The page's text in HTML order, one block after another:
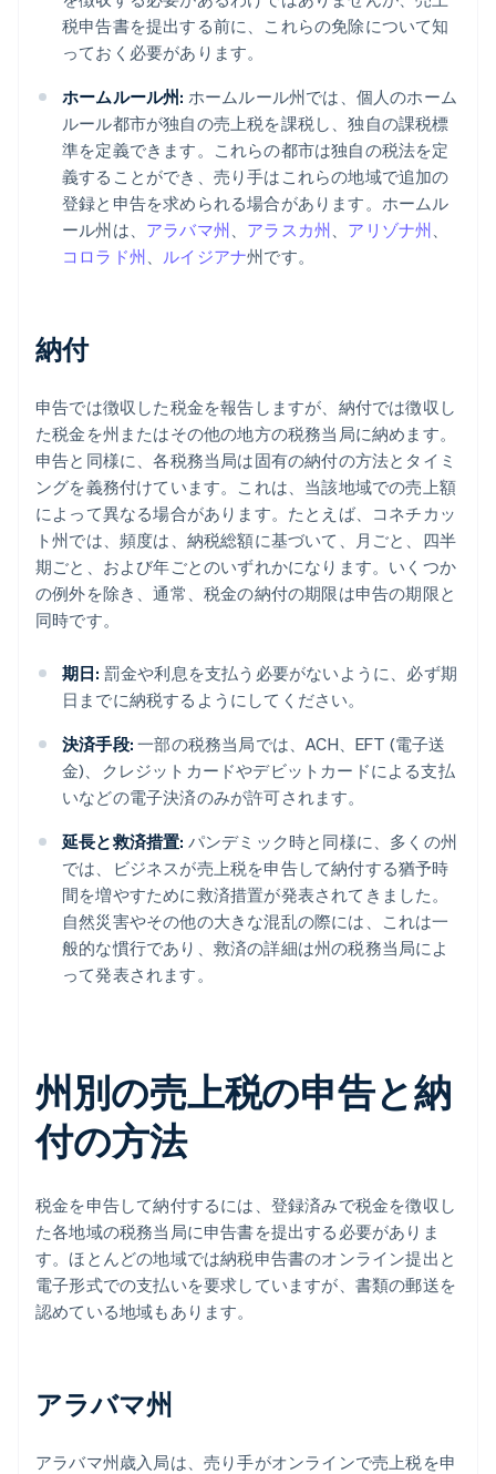
税申告書を提出する前に、これらの免除について知
っておく必要があります。
ホームルール州: ホームルール州では、個人のホーム
ルール都市が独自の売上税を課税し、独自の課税標
準を定義できます。これらの都市は独自の税法を定
義することができ、売り手はこれらの地域で追加の
登録と申告を求められる場合があります。ホームル
ール州は、 アラバマ州 アラスカ州 アリゾナ州
コロラド州
ルイジアナ州です。
納付
申告では徴収した税金を報告しますが、納付では徴収し
た税金を州またはその他の地方の税務当局に納めます。
申告と同様に、各税務当局は固有の納付の方法とタイミ
ングを義務付けています。これは、当該地域での売上額
によって異なる場合があります。たとえば、コネチカッ
ト州では、頻度は、納税総額に基づいて、月ごと、四半
期ごと、および年ごとのいずれかになります。いくつか
の例外を除き、通常、税金の納付の期限は申告の期限と
同時です。
期日: 罰金や利息を支払う必要がないように、必ず期
日までに納税するようにしてください。
決済手段: 一部の税務当局では、ACH、EFT (電子送
金)、クレジットカードやデビットカードによる支払
いなどの電子決済のみが許可されます。
延長と救済措置: パンデミック時と同様に、多くの州
では、ビジネスが売上税を申告して納付する猶予時
間を増やすために救済措置が発表されてきました。
自然災害やその他の大きな混乱の際には、これは一
般的な慣行であり、救済の詳細は州の税務当局によ
って発表されます。
州別の売上税の申告と納
付の方法
税金を申告して納付するには、登録済みで税金を徴収し
た各地域の税務当局に申告書を提出する必要がありま
す。ほとんどの地域では納税申告書のオンライン提出と
電子形式での支払いを要求していますが、書類の郵送を
認めている地域もあります。
アラバマ州
アラバマ州歳入局は、売り手がオンラインで売上税を申